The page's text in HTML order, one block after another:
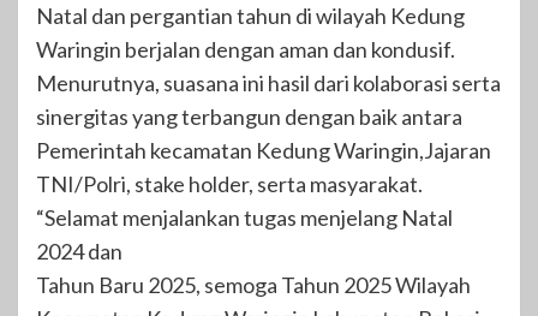
Natal dan pergantian tahun di wilayah Kedung
Waringin berjalan dengan aman dan kondusif.
Menurutnya, suasana ini hasil dari kolaborasi serta
sinergitas yang terbangun dengan baik antara
Pemerintah kecamatan Kedung Waringin,Jajaran
TNI/Polri, stake holder, serta masyarakat.
“Selamat menjalankan tugas menjelang Natal
2024 dan
Tahun Baru 2025, semoga Tahun 2025 Wilayah